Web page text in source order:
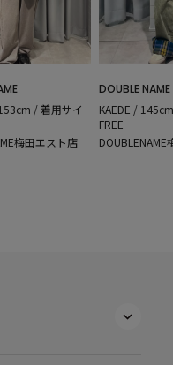
/ 着用サイ
梅田エスト店
DOUBLE NAME
KAEDE /
FREE